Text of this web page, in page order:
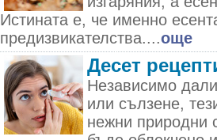
Истината е, че именно
предизвикателства....още
Десет
Независимо
или сълзене,
нежни природни